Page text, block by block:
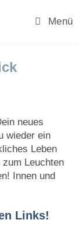
Menü
neues
wieder ein
Leben
Leuchten
Innen und
Links!